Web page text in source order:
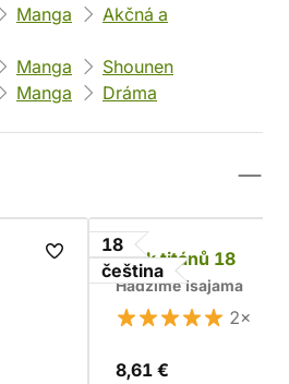
Manga
Akčná a
Manga
Shounen
Manga Dráma
18
čeština
Útok titánů 18
Hadžime Isajama
2×
8,61 €